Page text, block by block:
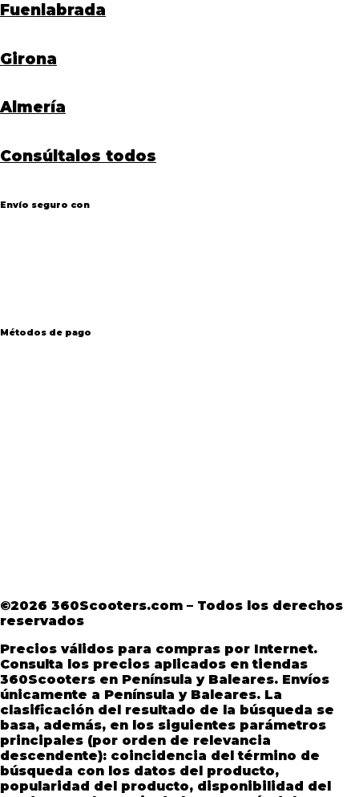
Fuenlabrada
Girona
Almería
Consúltalos todos
Envío seguro con
Métodos de pago
©2026 360Scooters.com – Todos los derechos
reservados
Precios válidos para compras por Internet.
Consulta los precios aplicados en tiendas
360Scooters en Península y Baleares. Envíos
únicamente a Península y Baleares. La
clasificación del resultado de la búsqueda se
basa, además, en los siguientes parámetros
principales (por orden de relevancia
descendente): coincidencia del término de
búsqueda con los datos del producto,
popularidad del producto, disponibilidad del